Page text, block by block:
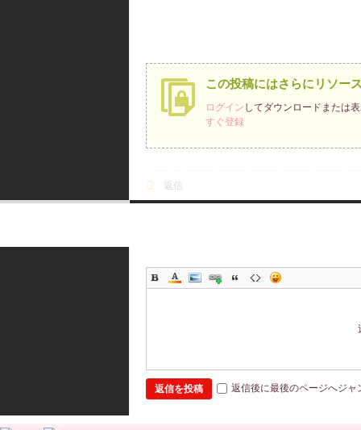
この投稿にはさらにリソー
ログインしてダウンロードまたは
すぐ登録
返信
返信を投稿 返信後に最後のページへジャ